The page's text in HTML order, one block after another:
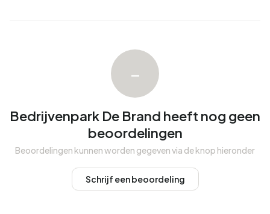
–
Bedrijvenpark De Brand heeft nog geen
beoordelingen
Beoordelingen kunnen worden gegeven via de knop hieronder
Schrijf een beoordeling